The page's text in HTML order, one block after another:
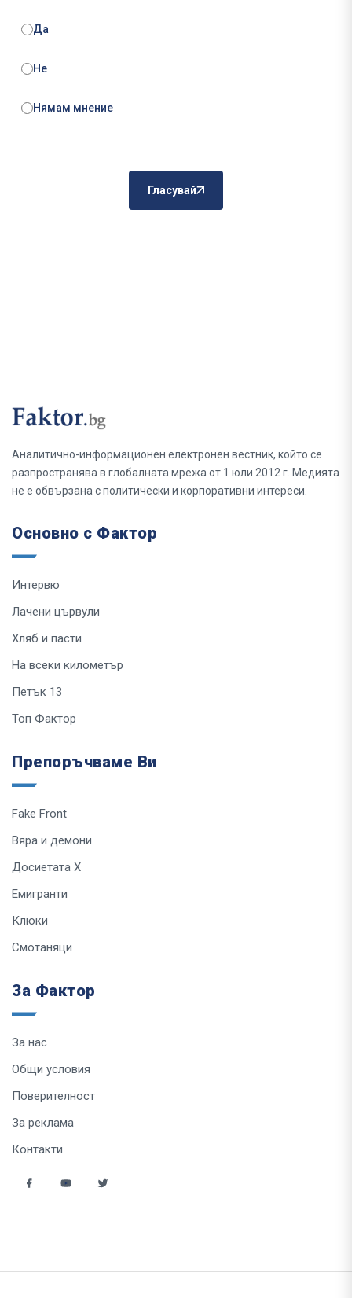
Да
Не
Нямам мнение
Гласувай
Аналитично-информационен електронен вестник, който се
разпространява в глобалната мрежа от 1 юли 2012 г. Медията
не е обвързана с политически и корпоративни интереси.
Основно с Фактор
Интервю
Лачени цървули
Хляб и пасти
На всеки километър
Петък 13
Топ Фактор
Препоръчваме Ви
Fake Front
Вяра и демони
Досиетата Х
Емигранти
Клюки
Смотаняци
За Фактор
За нас
Общи условия
Поверителност
За реклама
Контакти